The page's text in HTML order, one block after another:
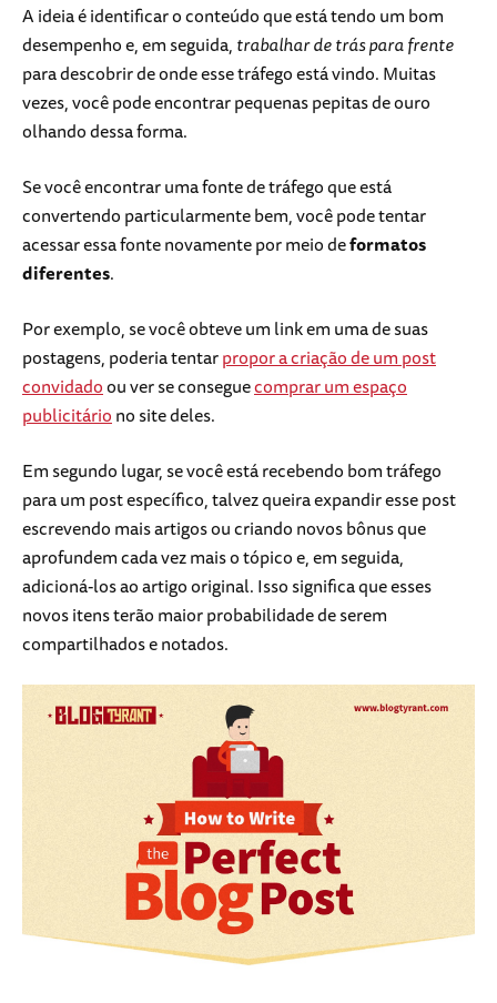
A ideia é identificar o conteúdo que está tendo um bom
desempenho e, em seguida,trabalhar de trás para frente
para descobrir de onde esse tráfego está vindo. Muitas
vezes, você pode encontrar pequenas pepitas de ouro
olhando dessa forma.
Se você encontrar uma fonte de tráfego que está
convertendo particularmente bem, você pode tentar
acessar essa fonte novamente por meio deformatos
diferentes.
Por exemplo, se você obteve um link em uma de suas
postagens, poderia tentarpropor a criação de um post
convidadoou ver se conseguecomprar um espaço
publicitáriono site deles.
Em segundo lugar, se você está recebendo bom tráfego
para um post específico, talvez queira expandir esse post
escrevendo mais artigos ou criando novos bônus que
aprofundem cada vez mais o tópico e, em seguida,
adicioná-los ao artigo original. Isso significa que esses
novos itens terão maior probabilidade de serem
compartilhados e notados.